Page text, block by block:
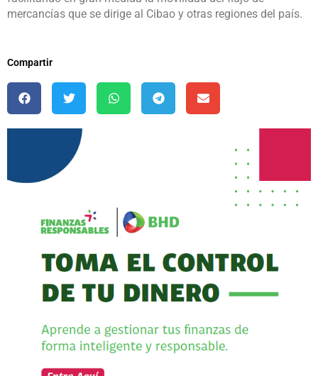
mercancías que se dirige al Cibao y otras regiones del país.
Compartir